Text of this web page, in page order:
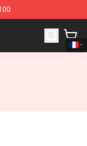
Anime Lamp